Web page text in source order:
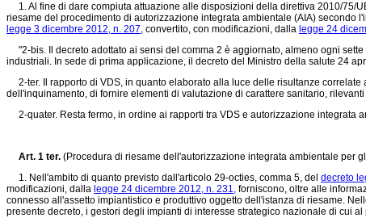
1. Al fine di dare compiuta attuazione alle disposizioni della direttiva 2010/75/
riesame del procedimento di autorizzazione integrata ambientale (AIA)
legge 3 dicembre 2012, n. 207, convertito, con modificazioni, dalla legge 24
"2-bis. Il decreto adottato ai sensi del comma 2 è aggiornato, almeno ogni
industriali. In sede di prima applicazione, il decreto del Ministro della salute 24
2-ter. Il rapporto di VDS, in quanto elaborato alla luce delle risultanze
dell'inquinamento, di fornire elementi di valutazione di carattere sanitario,
2-quater. Resta fermo, in ordine ai rapporti tra VDS e autorizzazione integrata
Art. 1 ter. (Procedura di riesame dell'autorizzazione integrata ambientale per
1. Nell'ambito di quanto previsto dall'articolo 29-octies, comma 5, del decreto
modificazioni, dalla legge 24 dicembre 2012, n. 231, forniscono, oltre alle
connesso all'assetto impiantistico e produttivo oggetto dell'istanza di riesame.
presente decreto, i gestori degli impianti di interesse strategico nazionale di cui